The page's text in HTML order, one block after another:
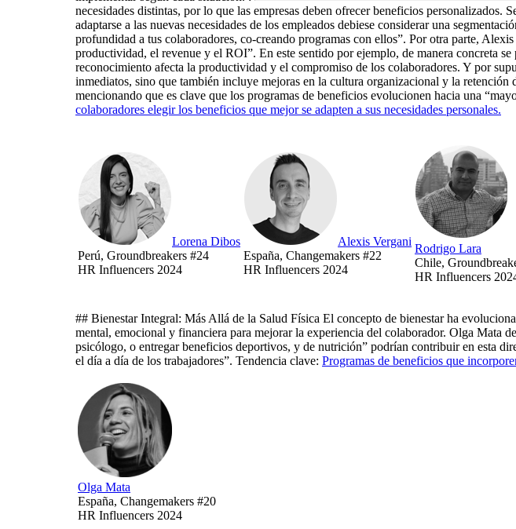
necesidades distintas, por lo que las empresas deben ofrecer beneficios
adaptarse a las nuevas necesidades de los empleados debiese considerar una
profundidad a tus colaboradores, co-creando programas con ellos”. Por otra parte,
productividad, el revenue y el ROI”. En este sentido por ejemplo, de manera concreta
reconocimiento afecta la productividad y el compromiso de los colaboradores. Y por
inmediatos, sino que también incluye mejoras en la cultura organizacional y la
mencionando que es clave que los programas de beneficios evolucionen hacia una
colaboradores elegir los beneficios que mejor se adapten a sus necesidades personales.
Lorena Dibos
Perú, Groundbreakers #24
HR Influencers 2024
Alexis Vergani
España, Changemakers #22
HR Influencers 2024
Rodrigo Lara
Chile,
HR Influencers
## Bienestar Integral: Más Allá de la Salud Física El concepto de bienestar ha
mental, emocional y financiera para mejorar la experiencia del colaborador. Olga Mata
psicólogo, o entregar beneficios deportivos, y de nutrición” podrían contribuir en esta
el día a día de los trabajadores”. Tendencia clave: Programas de beneficios que
Olga Mata
España, Changemakers #20
HR Influencers 2024